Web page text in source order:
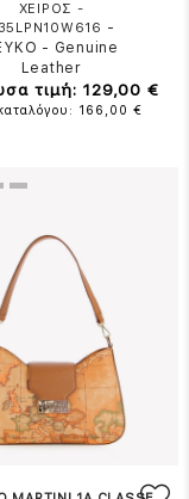
ΧΕΙΡΟΣ -
-
- Genuine
Leather
τιμή: 129,00 €
166,00 €